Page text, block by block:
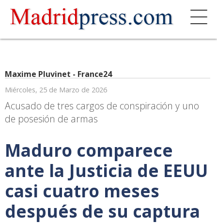
Maxime Pluvinet - France24
Miércoles, 25 de Marzo de 2026
Acusado de tres cargos de conspiración y uno
de posesión de armas
Maduro comparece
ante la Justicia de EEUU
casi cuatro meses
después de su captura